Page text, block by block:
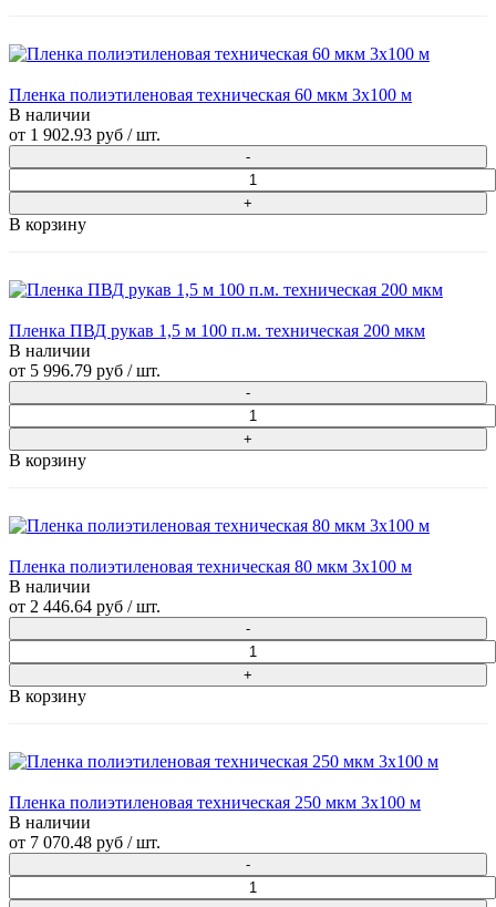
Пленка полиэтиленовая техническая 60 мкм 3х100 м
В наличии
от 1 902.93 руб / шт.
В корзину
Пленка ПВД рукав 1,5 м 100 п.м. техническая 200 мкм
В наличии
от 5 996.79 руб / шт.
В корзину
Пленка полиэтиленовая техническая 80 мкм 3х100 м
В наличии
от 2 446.64 руб / шт.
В корзину
Пленка полиэтиленовая техническая 250 мкм 3х100 м
В наличии
от 7 070.48 руб / шт.